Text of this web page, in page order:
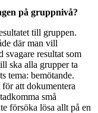
på gruppnivå?
till gruppen.
där man vill
svagare resultat som
ska alla grupper ta
tema: bemötande.
att dokumentera
små
försöka lösa allt på en